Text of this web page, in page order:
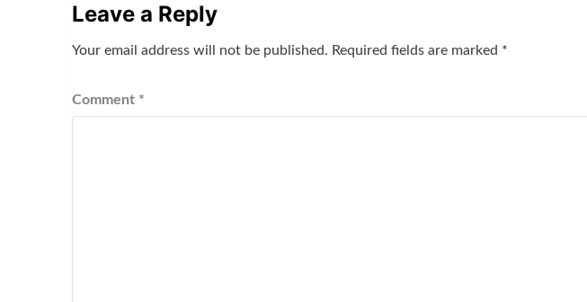
Leave a Reply
Your email address will not be published. Required fields are marked *
Comment *